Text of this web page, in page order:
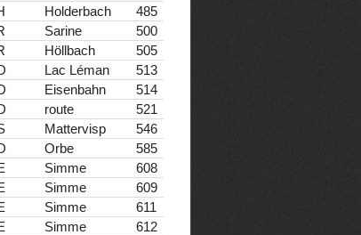
Holderbach
485
Sarine
500
Höllbach
505
Lac Léman
513
Eisenbahn
514
route
521
Mattervisp
546
Orbe
585
Simme
608
Simme
609
Simme
611
Simme 612